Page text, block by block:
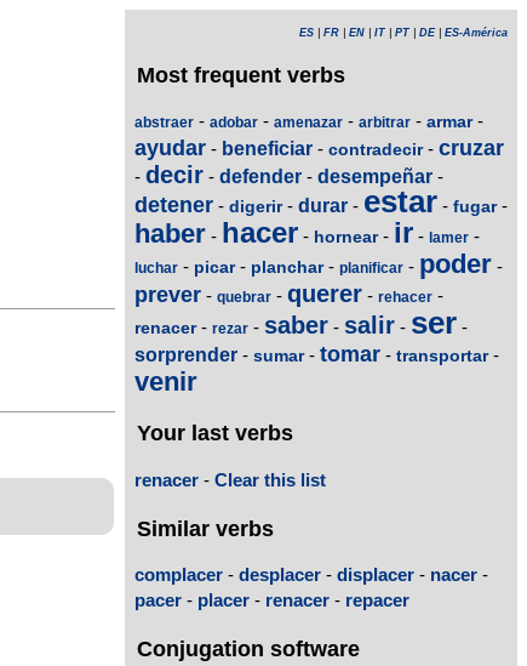
ES FR EN IT PT DE| ES-América
Most frequent verbs
abstraer - adobar - amenazar - arbitrar - armar-
ayudar - beneficiar - contradecir- cruzar
- decir - defender - desempeñar -
detener - digerir- durar - estar - fugar-
haber - hacer - hornear- ir - lamer -
luchar - picar- planchar- planificar - poder -
prever - quebrar - querer - rehacer -
renacer- rezar - saber - salir - ser -
sorprender - sumar- tomar - transportar-
venir
Your last verbs
renacer - Clear this list
Similar verbs
complacer - desplacer - displacer - nacer -
pacer - placer - renacer - repacer
Conjugation software